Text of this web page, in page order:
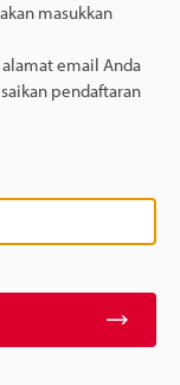
masukkan
email Anda
pendaftaran